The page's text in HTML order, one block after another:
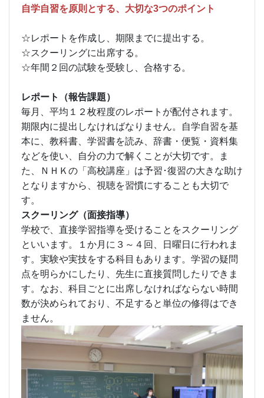
自学自習を原則とする、大切な3つのポイント
☆レポートを作成し、期限までに提出する。
☆スクーリングに出席する。
☆年間２回の試験を受験し、合格する。
レポート（報告課題）
毎月、平均１２枚程度のレポートが配付されます。
期限内に提出しなければなりません。自学自習を基
本に、教科書、学習書を読み、辞書・便覧・資料集
などを使い、自分の力で解くことが大切です。ま
た、ＮＨＫの「高校講座」は予習･復習の大きな助け
となりますから、視聴を習慣にすることも大切で
す。
スクーリング（面接指導）
学校で、直接学習指導を受けることをスクーリング
といいます。１か月に３～４回、日曜日に行われま
す。実験や実技をする科目もあります。学習の疑問
点を明らかにしたり、先生に直接質問したりできま
す。なお、科目ごとに出席しなければならない時間
数が決められており、不足すると単位の修得はでき
ません。